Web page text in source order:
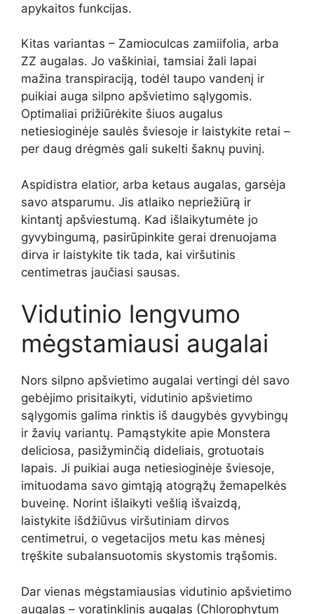
apykaitos funkcijas.
Kitas variantas – Zamioculcas zamiifolia, arba
ZZ augalas. Jo vaškiniai, tamsiai žali lapai
mažina transpiraciją, todėl taupo vandenį ir
puikiai auga silpno apšvietimo sąlygomis.
Optimaliai prižiūrėkite šiuos augalus
netiesioginėje saulės šviesoje ir laistykite retai –
per daug drėgmės gali sukelti šaknų puvinį.
Aspidistra elatior, arba ketaus augalas, garsėja
savo atsparumu. Jis atlaiko nepriežiūrą ir
kintantį apšviestumą. Kad išlaikytumėte jo
gyvybingumą, pasirūpinkite gerai drenuojama
dirva ir laistykite tik tada, kai viršutinis
centimetras jaučiasi sausas.
Vidutinio lengvumo
mėgstamiausi augalai
Nors silpno apšvietimo augalai vertingi dėl savo
gebėjimo prisitaikyti, vidutinio apšvietimo
sąlygomis galima rinktis iš daugybės gyvybingų
ir žavių variantų. Pamąstykite apie Monstera
deliciosa, pasižyminčią dideliais, grotuotais
lapais. Ji puikiai auga netiesioginėje šviesoje,
imituodama savo gimtąją atogrąžų žemapelkės
buveinę. Norint išlaikyti vešlią išvaizdą,
laistykite išdžiūvus viršutiniam dirvos
centimetrui, o vegetacijos metu kas mėnesį
tręškite subalansuotomis skystomis trąšomis.
Dar vienas mėgstamiausias vidutinio apšvietimo
augalas – voratinklinis augalas (Chlorophytum